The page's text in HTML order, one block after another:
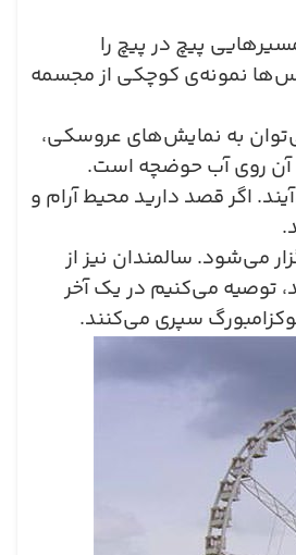
پیچ در پیچ را
نمونه‌ی کوچکی از مجسمه
به نمایش‌های عروسکی،
آن روی آب حوضچه است.
اگر قصد دارید محیط آرام و
.
می‌شود. سالمندان نیز از
توصیه می‌کنیم در یک آخر
سپری می‌کنند.